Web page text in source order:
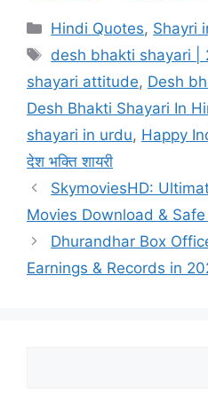
c
e
b
o
o
k
k
e
dI
n
er
e
st
Categories
Hindi Quotes, Shayri
Tags
desh bhakti shayari |
shayari attitude, Desh
Desh Bhakti Shayari In
shayari in urdu, Happy
देश भक्ति शायरी
SkymoviesHD:
Movies Download &
Dhurandhar Box
Earnings & Records in